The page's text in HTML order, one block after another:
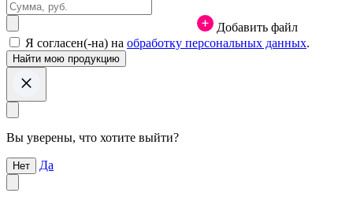
Добавить файл
Я согласен(-на) на обработку персональных данных.
Вы уверены, что хотите выйти?
Нет Да